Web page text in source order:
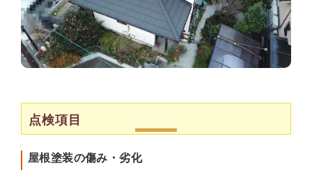
点検項目
屋根塗装の傷み・劣化